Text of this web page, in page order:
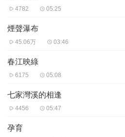
4782 05:25
煙聲瀑布
45.06万 03:46
春江映綠
6175 05:08
七家灣溪的相逢
4456 05:47
孕育